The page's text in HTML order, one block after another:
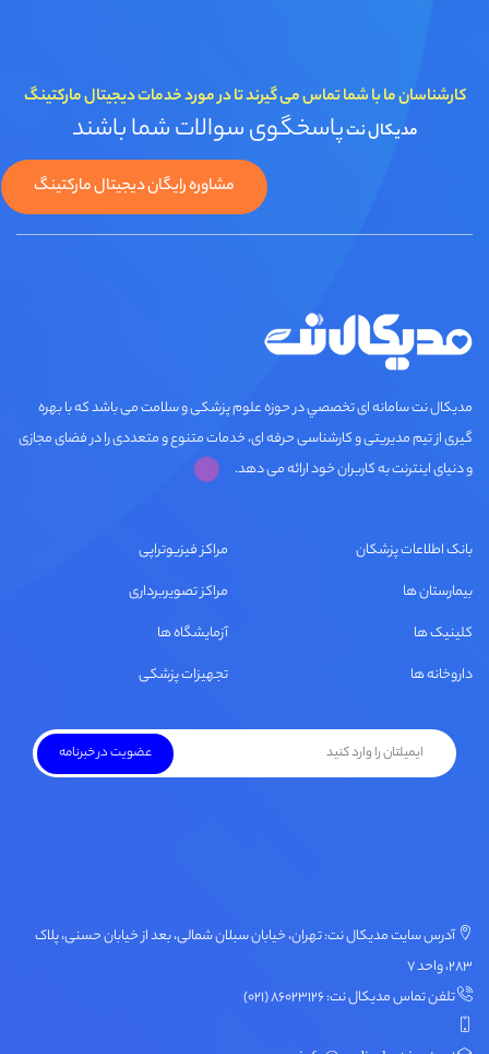
کارشناسان ما با شما تماس می گیرند تا در مورد خدمات دیجیتال مارکتینگ
مدیکال نتپاسخگوی سوالات شما باشند
مشاوره رایگان دیجیتال مارکتینگ
مديكال نت سامانه ای تخصصي در حوزه علوم پزشکی و سلامت می باشد که با بهره
گیری از تیم مدیریتی و کارشناسی حرفه ای، خدمات متنوع و متعددی را در فضای مجازی
و دنیای اینترنت به کاربران خود ارائه می دهد.
بانک اطلاعات پزشکان
بیمارستان ها
کلینیک ها
داروخانه ها
مراکز فیزیوتراپی
مراکز تصویربرداری
آزمایشگاه ها
تجهیزات پزشکی
آدرس سایت مدیکال نت: تهران، خیابان سبلان شمالی، بعد از خیابان حسنی، پلاک
۲۸۳، واحد ۷
تلفن تماس مدیکال نت: ۸۶۰۲۳۱۲۶ (۰۲۱)